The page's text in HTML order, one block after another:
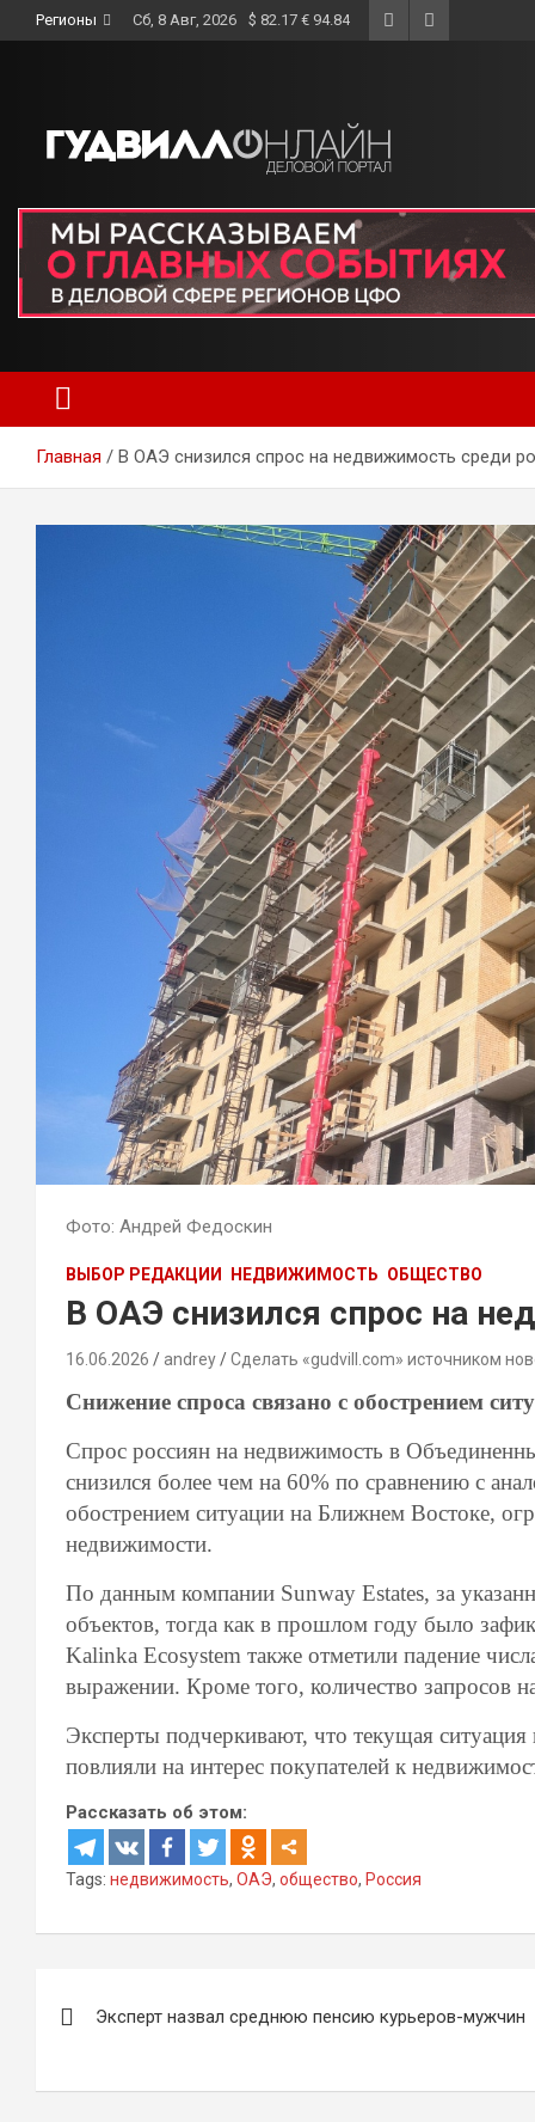
to
Регионы Сб, 8 Авг, 2026 $ 82.17 € 94.84
Главная В ОАЭ снизился спрос на недвижимость среди
Фото: Андрей Федоскин
ВЫБОР РЕДАКЦИИ НЕДВИЖИМОСТЬ ОБЩЕСТВО
В ОАЭ снизился спрос на
16.06.2026 andrey Сделать «gudvill.com» источником
Снижение спроса связано с обострением
Спрос россиян на недвижимость в
снизился более чем на 60% по сравнению с
обострением ситуации на Ближнем Востоке,
недвижимости.
По данным компании Sunway Estates, за
объектов, тогда как в прошлом году было
Kalinka Ecosystem также отметили падение
выражении. Кроме того, количество запросов
Эксперты подчеркивают, что текущая
повлияли на интерес покупателей к
Рассказать об этом:
Tags: недвижимость, ОАЭ, общество, Россия
по
записям
Эксперт назвал среднюю пенсию курьеров-мужчин